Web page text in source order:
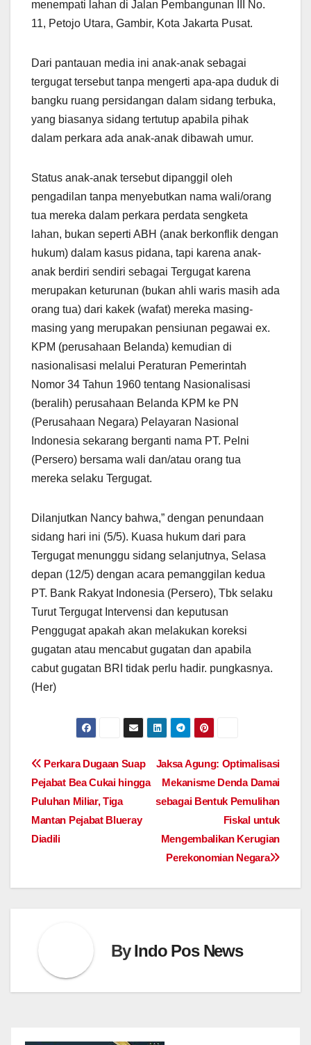
menempati lahan di Jalan Pembangunan III No.
11, Petojo Utara, Gambir, Kota Jakarta Pusat.
Dari pantauan media ini anak-anak sebagai
tergugat tersebut tanpa mengerti apa-apa duduk di
bangku ruang persidangan dalam sidang terbuka,
yang biasanya sidang tertutup apabila pihak
dalam perkara ada anak-anak dibawah umur.
Status anak-anak tersebut dipanggil oleh
pengadilan tanpa menyebutkan nama wali/orang
tua mereka dalam perkara perdata sengketa
lahan, bukan seperti ABH (anak berkonflik dengan
hukum) dalam kasus pidana, tapi karena anak-
anak berdiri sendiri sebagai Tergugat karena
merupakan keturunan (bukan ahli waris masih ada
orang tua) dari kakek (wafat) mereka masing-
masing yang merupakan pensiunan pegawai ex.
KPM (perusahaan Belanda) kemudian di
nasionalisasi melalui Peraturan Pemerintah
Nomor 34 Tahun 1960 tentang Nasionalisasi
(beralih) perusahaan Belanda KPM ke PN
(Perusahaan Negara) Pelayaran Nasional
Indonesia sekarang berganti nama PT. Pelni
(Persero) bersama wali dan/atau orang tua
mereka selaku Tergugat.
Dilanjutkan Nancy bahwa,” dengan penundaan
sidang hari ini (5/5). Kuasa hukum dari para
Tergugat menunggu sidang selanjutnya, Selasa
depan (12/5) dengan acara pemanggilan kedua
PT. Bank Rakyat Indonesia (Persero), Tbk selaku
Turut Tergugat Intervensi dan keputusan
Penggugat apakah akan melakukan koreksi
gugatan atau mencabut gugatan dan apabila
cabut gugatan BRI tidak perlu hadir. pungkasnya.
(Her)
Post
navigation
Jaksa Agung: Optimalisasi
Mekanisme Denda Damai
sebagai Bentuk Pemulihan
Fiskal untuk
Mengembalikan Kerugian
Perekonomian Negara
Perkara Dugaan Suap
Pejabat Bea Cukai hingga
Puluhan Miliar, Tiga
Mantan Pejabat Blueray
Diadili
ByIndo Pos News